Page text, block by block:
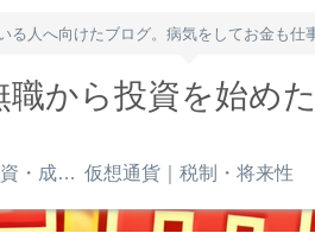
人へ向けたブログ。病気をしてお金も
職から投資を始め
米国株｜1株投資・成長株 仮想通貨｜税制・将来性